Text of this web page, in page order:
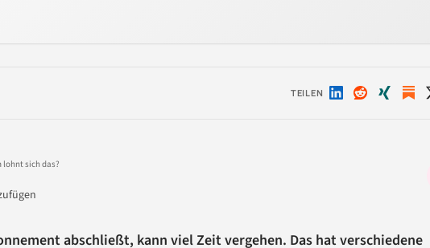
TEILEN Auf Auf Auf
lohnt sich das?
abschließt, kann viel Zeit vergehen. Das hat verschiedene